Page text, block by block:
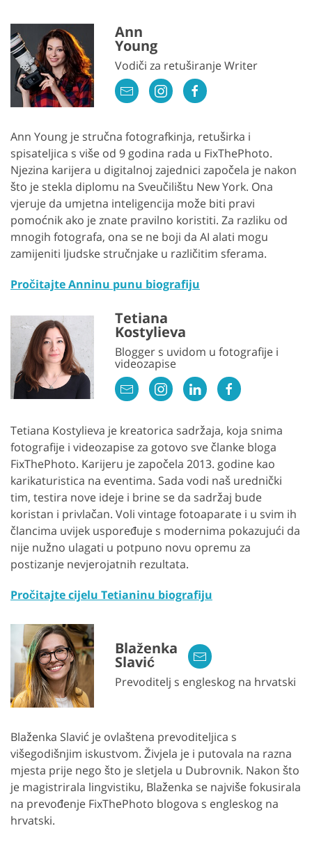
Ann
Young
Vodiči za retuširanje Writer
Ann Young je stručna fotografkinja, retuširka i
spisateljica s više od 9 godina rada u FixThePhoto.
Njezina karijera u digitalnoj zajednici započela je nakon
što je stekla diplomu na Sveučilištu New York. Ona
vjeruje da umjetna inteligencija može biti pravi
pomoćnik ako je znate pravilno koristiti. Za razliku od
mnogih fotografa, ona se ne boji da AI alati mogu
zamijeniti ljudske stručnjake u različitim sferama.
Pročitajte Anninu punu biografiju
Tetiana
Kostylieva
Blogger s uvidom u fotografije i
videozapise
Tetiana Kostylieva je kreatorica sadržaja, koja snima
fotografije i videozapise za gotovo sve članke bloga
FixThePhoto. Karijeru je započela 2013. godine kao
karikaturistica na eventima. Sada vodi naš urednički
tim, testira nove ideje i brine se da sadržaj bude
koristan i privlačan. Voli vintage fotoaparate i u svim ih
člancima uvijek uspoređuje s modernima pokazujući da
nije nužno ulagati u potpuno novu opremu za
postizanje nevjerojatnih rezultata.
Pročitajte cijelu Tetianinu biografiju
Blaženka
Slavić
Prevoditelj s engleskog na hrvatski
Blaženka Slavić je ovlaštena prevoditeljica s
višegodišnjim iskustvom. Živjela je i putovala na razna
mjesta prije nego što je sletjela u Dubrovnik. Nakon što
je magistrirala lingvistiku, Blaženka se najviše fokusirala
na prevođenje FixThePhoto blogova s ​​engleskog na
hrvatski.